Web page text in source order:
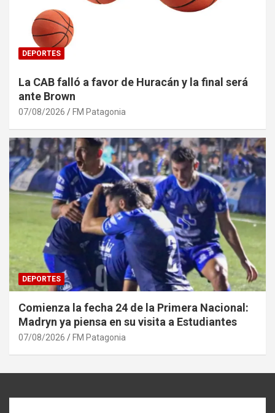
DEPORTES
La CAB falló a favor de Huracán y la final será
ante Brown
07/08/2026 FM Patagonia
DEPORTES
Comienza la fecha 24 de la Primera Nacional:
Madryn ya piensa en su visita a Estudiantes
07/08/2026 FM Patagonia